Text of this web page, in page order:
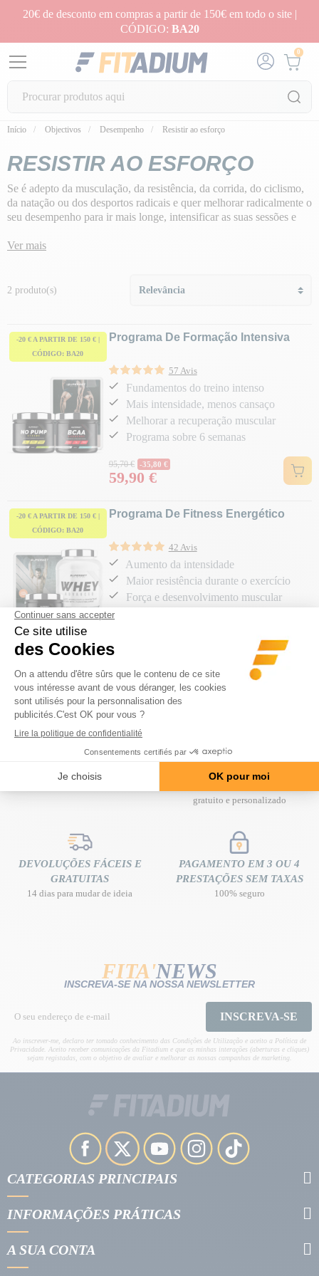
20€ de desconto em compras a partir de 150€ em todo o site |
CÓDIGO: BA20
0
Início Objectivos Desempenho Resistir ao esforço
RESISTIR AO ESFORÇO
Se é adepto da musculação, da resistência, da corrida, do ciclismo,
da natação ou dos desportos radicais e quer melhorar radicalmente o
seu desempenho para ir mais longe, intensificar as suas sessões e
de desporto, com
suplementos alimentares especiais de
resistência
Ver mais
2 produto(s)
-20 € A PARTIR DE 150 € |
CÓDIGO: BA20
Programa De Formação Intensiva
57 Avis
Fundamentos do treino intenso
Mais intensidade, menos cansaço
Melhorar a recuperação muscular
Programa sobre 6 semanas
Preço normal
95,70 € -35,80 €
Preço
59,90 €
-20 € A PARTIR DE 150 € |
CÓDIGO: BA20
Programa De Fitness Energético
42 Avis
Aumento da intensidade
Maior resistência durante o exercício
Força e desenvolvimento muscular
Preço
69,90 €
ENTREGA GRATUITA
ACONSELHAMENTO
ESPECIALIZADO
gratuito e personalizado
DEVOLUÇÕES FÁCEIS E
GRATUITAS
14 dias para mudar de ideia
PAGAMENTO EM 3 OU 4
PRESTAÇÕES SEM TAXAS
100% seguro
FITA'NEWS
INSCREVA-SE NA NOSSA NEWSLETTER
INSCREVA-SE
Ao inscrever-me, declaro ter tomado conhecimento das Condições de Utilização e aceito a Política de
Privacidade. Aceito receber comunicações da Fitadium e que as minhas interações (aberturas e cliques)
sejam registadas, com o objetivo de avaliar e melhorar as nossas campanhas de marketing.
CATEGORIAS PRINCIPAIS
INFORMAÇÕES PRÁTICAS
A SUA CONTA